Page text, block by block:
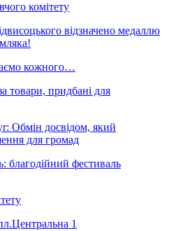
комітету
відзначено медаллю
кожного…
товари, придбані для
Обмін досвідом, який
для громад
благодійний фестиваль
1